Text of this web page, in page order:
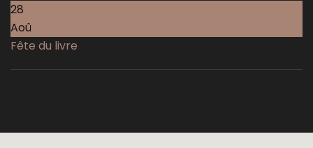
28
Aoû
Fête du livre